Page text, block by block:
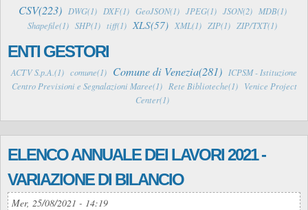
CSV(223) DWG(1) DXF(1) GeoJSON(1) JPEG(1) JSON(2)
MDB(1)
Shapefile(1) SHP(1) tiff(1) XLS(57) XML(1) ZIP(1) ZIP/TXT(1)
ENTI GESTORI
ACTV S.p.A.(1) comune(1) Comune di Venezia(281)
ICPSM - Istituzione
Centro Previsioni e Segnalazioni Maree(1)
Rete Biblioteche(1)
Venice Project
Center(1)
ELENCO ANNUALE DEI LAVORI 2021 -
VARIAZIONE DI BILANCIO
Mer, 25/08/2021 - 14:19